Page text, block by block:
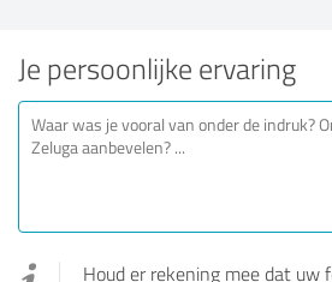
Je persoonlijke ervaring
Houd er rekening mee dat uw